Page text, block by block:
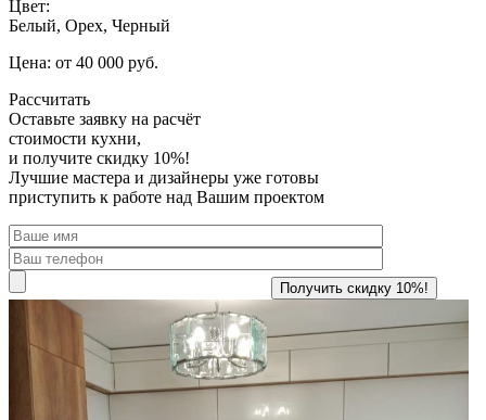
Цвет:
Белый, Орех, Черный
Цена: от 40 000 руб.
Рассчитать
Оставьте заявку на расчёт
стоимости кухни,
и получите скидку 10%!
Лучшие мастера и дизайнеры уже готовы
приступить к работе над Вашим проектом